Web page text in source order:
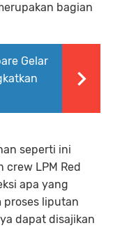
bagian
Gelar
seperti ini
LPM Red
apa yang
proses liputan
dapat disajikan